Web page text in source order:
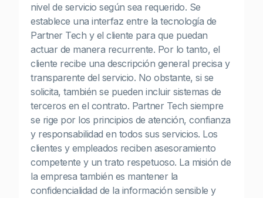
nivel de servicio según sea requerido. Se
establece una interfaz entre la tecnología de
Partner Tech y el cliente para que puedan
actuar de manera recurrente. Por lo tanto, el
cliente recibe una descripción general precisa y
transparente del servicio. No obstante, si se
solicita, también se pueden incluir sistemas de
terceros en el contrato. Partner Tech siempre
se rige por los principios de atención, confianza
y responsabilidad en todos sus servicios. Los
clientes y empleados reciben asesoramiento
competente y un trato respetuoso. La misión de
la empresa también es mantener la
confidencialidad de la información sensible y